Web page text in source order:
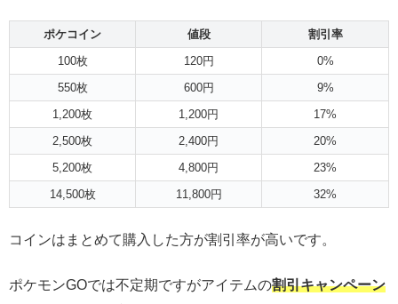
ポケコイン 値段
割引率
100枚
120円
0%
550枚
600円
9%
1,200枚
1,200円
17%
2,500枚
2,400円
20%
5,200枚
4,800円
23%
14,500枚
11,800円 32%
コインはまとめて購入した方が割引率が高いです。
ポケモンGOでは不定期ですがアイテムの割引キャンペーン